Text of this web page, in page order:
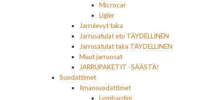
Microcar
Ligier
Jarrulevyt taka
Jarrusatulat etu TÄYDELLINEN
Jarrusatulat taka TÄYDELLINEN
Muut jarruosat
JARRUPAKETIT -SÄÄSTÄ!
Suodattimet
Ilmansuodattimet
Lombardini